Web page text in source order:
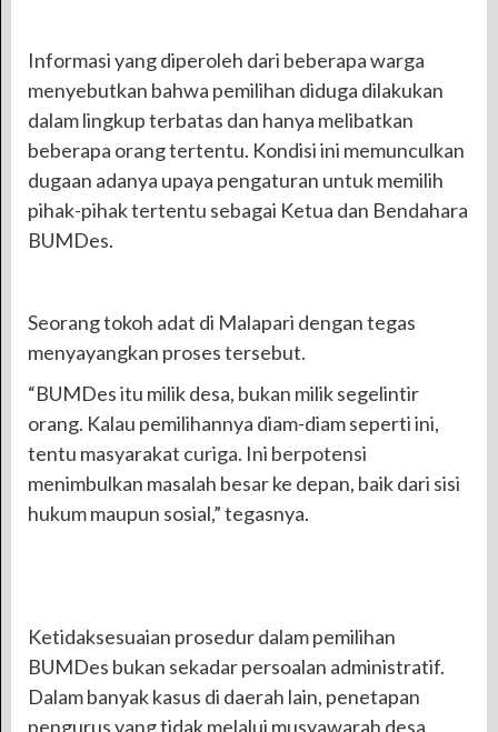
Informasi yang diperoleh dari beberapa warga
menyebutkan bahwa pemilihan diduga dilakukan
dalam lingkup terbatas dan hanya melibatkan
beberapa orang tertentu. Kondisi ini memunculkan
dugaan adanya upaya pengaturan untuk memilih
pihak-pihak tertentu sebagai Ketua dan Bendahara
BUMDes.
Seorang tokoh adat di Malapari dengan tegas
menyayangkan proses tersebut.
“BUMDes itu milik desa, bukan milik segelintir
orang. Kalau pemilihannya diam-diam seperti ini,
tentu masyarakat curiga. Ini berpotensi
menimbulkan masalah besar ke depan, baik dari sisi
hukum maupun sosial,” tegasnya.
Ketidaksesuaian prosedur dalam pemilihan
BUMDes bukan sekadar persoalan administratif.
Dalam banyak kasus di daerah lain, penetapan
pengurus yang tidak melalui musyawarah desa